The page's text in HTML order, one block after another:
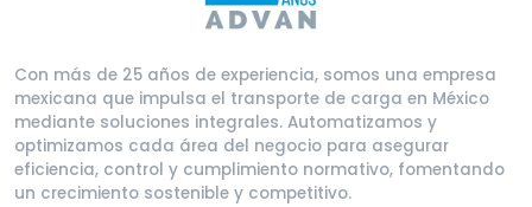
Con más de 25 años de experiencia, somos una empresa
mexicana que impulsa el transporte de carga en México
mediante soluciones integrales. Automatizamos y
optimizamos cada área del negocio para asegurar
eficiencia, control y cumplimiento normativo, fomentando
un crecimiento sostenible y competitivo.